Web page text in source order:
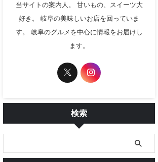
当サイトの案内人。 甘いもの、スイーツ大
好き。 岐阜の美味しいお店を回っていま
す。 岐阜のグルメを中心に情報をお届けし
ます。
検索